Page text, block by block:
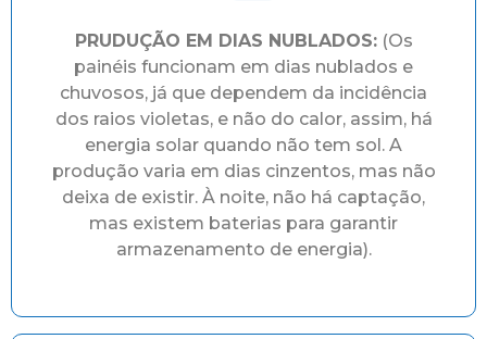
PRUDUÇÃO EM DIAS NUBLADOS:(Os
painéis funcionam em dias nublados e
chuvosos, já que dependem da incidência
dos raios violetas, e não do calor, assim, há
energia solar quando não tem sol. A
produção varia em dias cinzentos, mas não
deixa de existir. À noite, não há captação,
mas existem baterias para garantir
armazenamento de energia).